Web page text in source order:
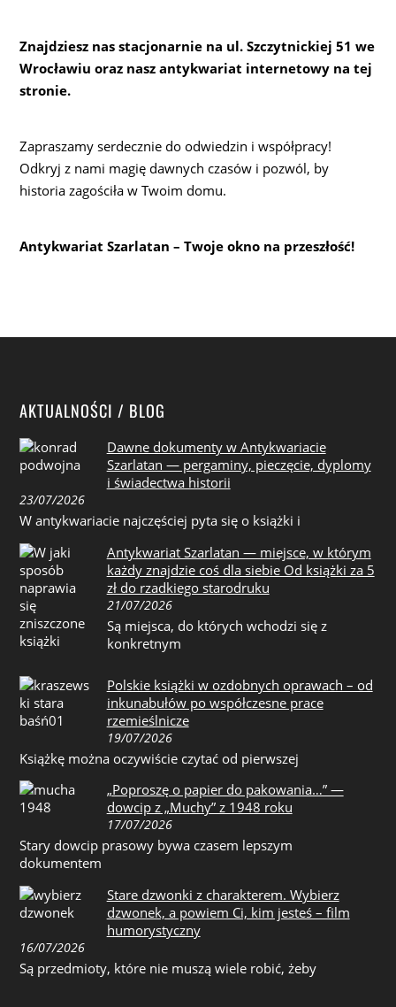
Znajdziesz nas stacjonarnie na ul. Szczytnickiej 51 we
Wrocławiu oraz nasz antykwariat internetowy na tej
stronie.
Zapraszamy serdecznie do odwiedzin i współpracy!
Odkryj z nami magię dawnych czasów i pozwól, by
historia zagościła w Twoim domu.
Antykwariat Szarlatan – Twoje okno na przeszłość!
AKTUALNOŚCI / BLOG
Dawne dokumenty w Antykwariacie
Szarlatan — pergaminy, pieczęcie, dyplomy
i świadectwa historii
23/07/2026
W antykwariacie najczęściej pyta się o książki i
Antykwariat Szarlatan — miejsce, w którym
każdy znajdzie coś dla siebie Od książki za 5
zł do rzadkiego starodruku
21/07/2026
Są miejsca, do których wchodzi się z
konkretnym
Polskie książki w ozdobnych oprawach – od
inkunabułów po współczesne prace
rzemieślnicze
19/07/2026
Książkę można oczywiście czytać od pierwszej
„Poproszę o papier do pakowania…” —
dowcip z „Muchy” z 1948 roku
17/07/2026
Stary dowcip prasowy bywa czasem lepszym
dokumentem
Stare dzwonki z charakterem. Wybierz
dzwonek, a powiem Ci, kim jesteś – film
humorystyczny
16/07/2026
Są przedmioty, które nie muszą wiele robić, żeby